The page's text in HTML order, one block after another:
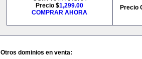
Precio $1,299.00
COMPRAR AHORA
Precio
Otros dominios en venta: